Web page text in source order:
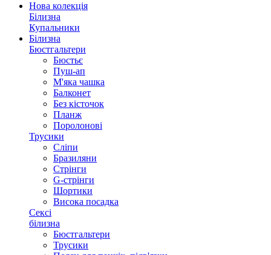
Нова колекція
Білизна
Купальники
Білизна
Бюстгальтери
Бюстьє
Пуш-ап
М'яка чашка
Балконет
Без кісточок
Планж
Поролонові
Трусики
Сліпи
Бразиляни
Стрінги
G-стрінги
Шортики
Висока посадка
Сексі
білизна
Бюстгальтери
Трусики